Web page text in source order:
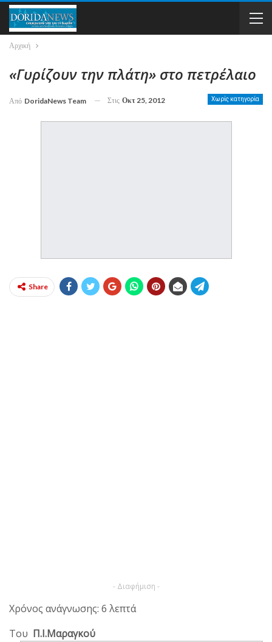
Αρχική
«Γυρίζουν την πλάτη» στο πετρέλαιο
Χωρίς κατηγορία
Από DoridaNews Team Στις Οκτ 25, 2012
Share
- Διαφήμιση -
Χρόνος ανάγνωσης: 6 λεπτά
Του Π.Ι.Μαραγκού